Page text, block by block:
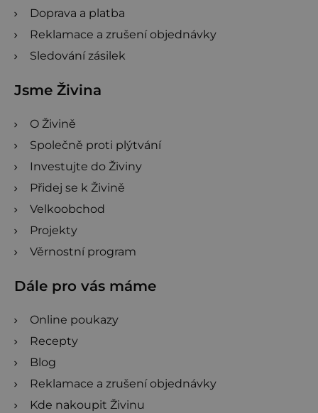
Doprava a platba
Reklamace a zrušení objednávky
Sledování zásilek
Jsme Živina
O Živině
Společně proti plýtvání
Investujte do Živiny
Přidej se k Živině
Velkoobchod
Projekty
Věrnostní program
Dále pro vás máme
Online poukazy
Recepty
Blog
Reklamace a zrušení objednávky
Kde nakoupit Živinu